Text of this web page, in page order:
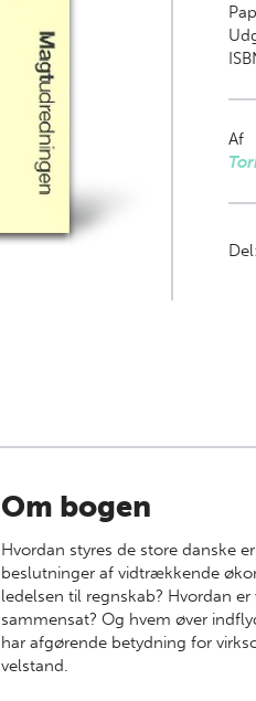
Af
Del:
Om bogen
Hvordan styres de store danske
beslutninger af vidtrækkende
ledelsen til regnskab? Hvordan
sammensat? Og hvem øver
har afgørende betydning for
velstand.